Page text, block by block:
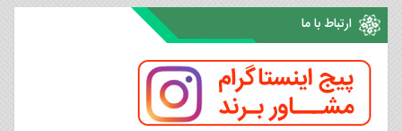
ارتباط با ما